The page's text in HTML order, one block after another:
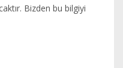
Bizden bu bilgiyi